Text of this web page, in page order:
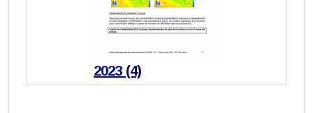
2023 (4)